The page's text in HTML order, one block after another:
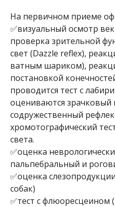
На первичном приеме
✅визуальный осмотр
проверка зрительной
свет (Dazzle reflex),
ватным шариком),
постановкой
проводится тест с
оцениваются зрачковый
содружественный
хромотографический
света.
✅оценка
пальпебральный и
✅оценка
собак)
✅тест с флюоресцеином